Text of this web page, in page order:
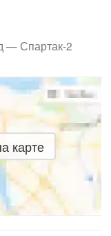
— Спартак-2
карте